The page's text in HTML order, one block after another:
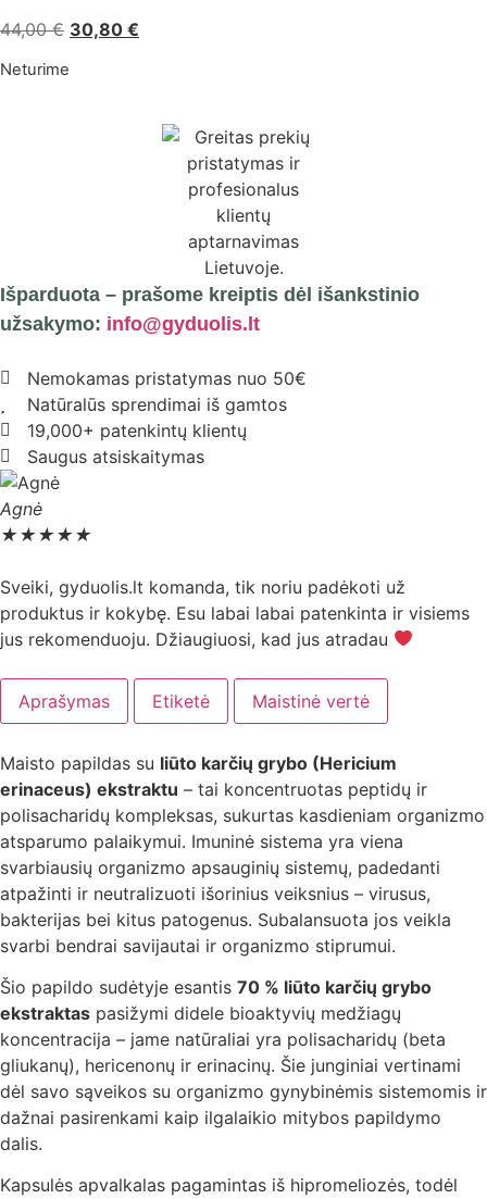
44,00€ 30,80 €
Neturime
Išparduota – prašome kreiptis dėl išankstinio
užsakymo: info@gyduolis.lt
Nemokamas pristatymas nuo 50€
Natūralūs sprendimai iš gamtos
19,000+ patenkintų klientų
Saugus atsiskaitymas
Agnė
★★★★★
Sveiki, gyduolis.lt komanda, tik noriu padėkoti už
produktus ir kokybę. Esu labai labai patenkinta ir visiems
jus rekomenduoju. Džiaugiuosi, kad jus atradau
Aprašymas Etiketė Maistinė vertė
Maisto papildas su liūto karčių grybo (Hericium
erinaceus) ekstraktu – tai koncentruotas peptidų ir
polisacharidų kompleksas, sukurtas kasdieniam organizmo
atsparumo palaikymui. Imuninė sistema yra viena
svarbiausių organizmo apsauginių sistemų, padedanti
atpažinti ir neutralizuoti išorinius veiksnius – virusus,
bakterijas bei kitus patogenus. Subalansuota jos veikla
svarbi bendrai savijautai ir organizmo stiprumui.
Šio papildo sudėtyje esantis 70 % liūto karčių grybo
ekstraktas pasižymi didele bioaktyvių medžiagų
koncentracija – jame natūraliai yra polisacharidų (beta
gliukanų), hericenonų ir erinacinų. Šie junginiai vertinami
dėl savo sąveikos su organizmo gynybinėmis sistemomis ir
dažnai pasirenkami kaip ilgalaikio mitybos papildymo
dalis.
Kapsulės apvalkalas pagamintas iš hipromeliozės, todėl